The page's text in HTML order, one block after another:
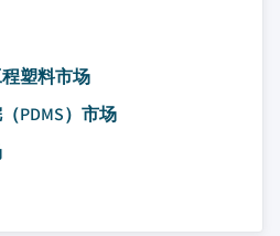
塑料市场
PDMS）市场